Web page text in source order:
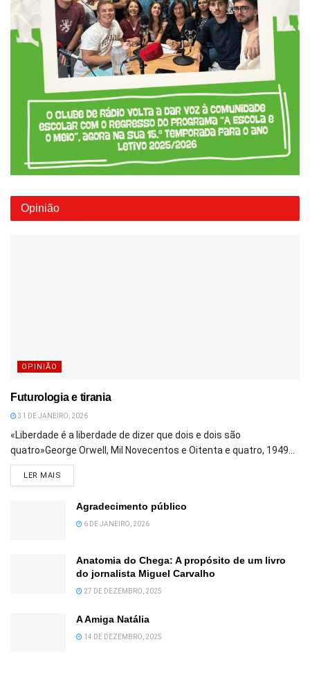
Opinião
OPINIÃO
Futurologia e tirania
31 DE JANEIRO, 2026
«Liberdade é a liberdade de dizer que dois e dois são
quatro»George Orwell, Mil Novecentos e Oitenta e quatro, 1949...
LER MAIS
Agradecimento público
6 DE JANEIRO, 2026
Anatomia do Chega: A propósito de um livro
do jornalista Miguel Carvalho
27 DE DEZEMBRO, 2025
A Amiga Natália
14 DE DEZEMBRO, 2025